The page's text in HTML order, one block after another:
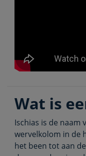
Wat is
Ischias is de naam
wervelkolom in de
het been tot aan